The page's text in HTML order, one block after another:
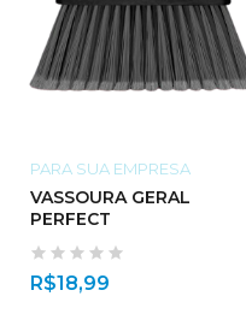
PARA SUA EMPRESA
VASSOURA GERAL
PERFECT
R$18,99